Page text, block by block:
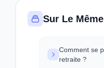
Sur Le
Comment se
retraite ?